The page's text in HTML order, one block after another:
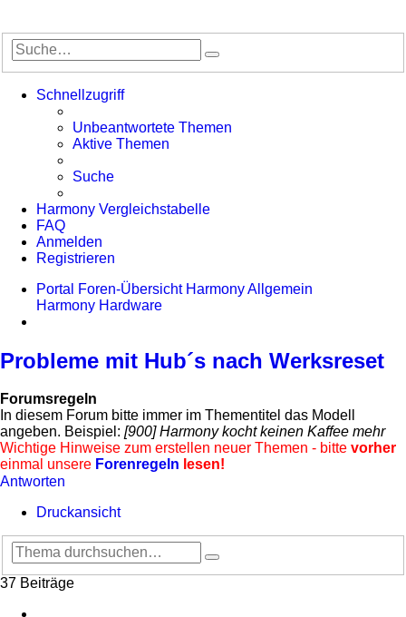
Suche
Suche
Schnellzugriff
Unbeantwortete Themen
Aktive Themen
Suche
Harmony Vergleichstabelle
FAQ
Anmelden
Registrieren
Portal
Foren-Übersicht Harmony Allgemein
Harmony Hardware
Probleme mit Hub´s nach Werksreset
Forumsregeln
In diesem Forum bitte immer im Thementitel das Modell
angeben. Beispiel: [900] Harmony kocht keinen Kaffee mehr
Wichtige Hinweise zum erstellen neuer Themen - bitte vorher
einmal unsere Forenregeln lesen!
Antworten
Druckansicht
Suche
Suche
37 Beiträge